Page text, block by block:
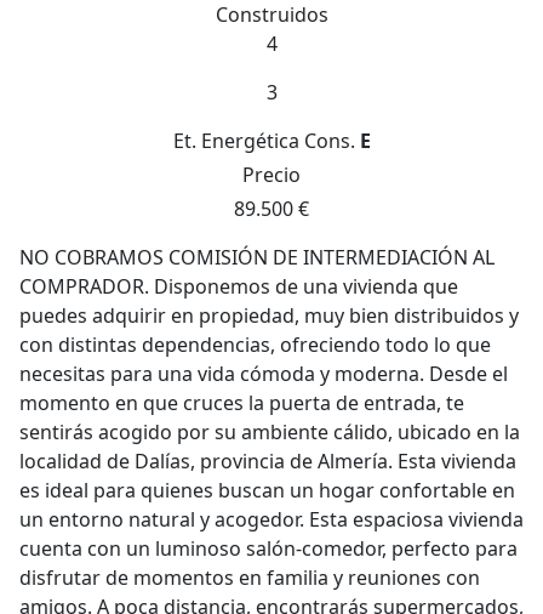
Construidos
4
3
Et. Energética Cons. E
Precio
89.500 €
NO COBRAMOS COMISIÓN DE INTERMEDIACIÓN AL
COMPRADOR. Disponemos de una vivienda que
puedes adquirir en propiedad, muy bien distribuidos y
con distintas dependencias, ofreciendo todo lo que
necesitas para una vida cómoda y moderna. Desde el
momento en que cruces la puerta de entrada, te
sentirás acogido por su ambiente cálido, ubicado en la
localidad de Dalías, provincia de Almería. Esta vivienda
es ideal para quienes buscan un hogar confortable en
un entorno natural y acogedor. Esta espaciosa vivienda
cuenta con un luminoso salón-comedor, perfecto para
disfrutar de momentos en familia y reuniones con
amigos. A poca distancia, encontrarás supermercados,